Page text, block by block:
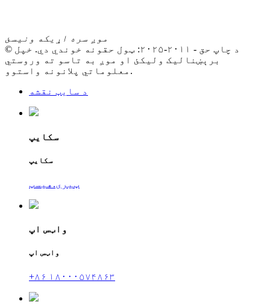
موږ سره اړیکه ونیسئ
© د چاپ حق - ۲۰۱۱-۲۰۲۵: ټول حقونه خوندي دي. خپل
برېښنالیک ولیکئ او موږ به تاسو ته وروستي
معلوماتي پلانونه واستوو.
د سایټ نقشه
سکایپ
سکایپ
ټیری.هیسټ
واټس اپ
واټس اپ
+۸۶ ۱۸۰۰۰۵۷۴۸۶۳